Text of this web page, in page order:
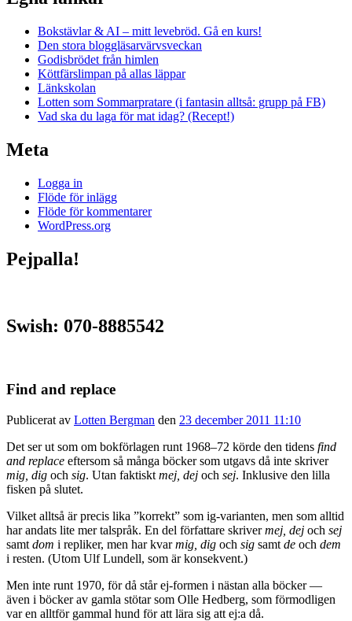
Bokstävlar & AI – mitt levebröd. Gå en kurs!
Den stora bloggläsarvärvsveckan
Godisbrödet från himlen
Köttfärslimpan på allas läppar
Länkskolan
Lotten som Sommarpratare (i fantasin alltså: grupp på FB)
Vad ska du laga för mat idag? (Recept!)
Meta
Logga in
Flöde för inlägg
Flöde för kommentarer
WordPress.org
Pejpalla!
Swish: 070-8885542
Find and replace
Publicerat av Lotten Bergman den 23 december 2011 11:10
Det ser ut som om bokförlagen runt 1968–72 körde den tidens find
and replace eftersom så många böcker som utgavs då inte skriver
mig, dig och sig. Utan faktiskt mej, dej och sej. Inklusive den lilla
fisken på slutet.
Vilket alltså är precis lika ”korrekt” som ig-varianten, men som alltid
har andats lite mer talspråk. En del författare skrivermej, dej och sej
samt dom i repliker, men har kvarmig, dig och sig samt de och dem
i resten. (Utom Ulf Lundell, som är konsekvent.)
Men inte runt 1970, för då står ej-formen i nästan alla böcker —
även i böcker av gamla stötar som Olle Hedberg, som förmodligen
var en alltför gammal hund för att lära sig att ej:a då.